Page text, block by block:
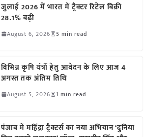
जुलाई 2026 में भारत में ट्रैक्टर रिटेल बिक्री
28.1% बढ़ी
August 6, 2026 5 min read
विभिन्न कृषि यंत्रों हेतु आवेदन के लिए आज 4
अगस्त तक अंतिम तिथि
August 5, 2026 1 min read
पंजाब में महिंद्रा ट्रैक्टर्स का नया अभियान ‘दुनिया